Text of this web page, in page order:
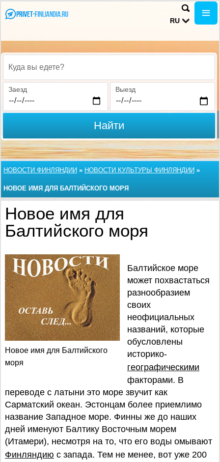
RU
Куда вы едете?
Заезд Выезд
Найти
НОВОСТИ ФИНЛЯНДИИ » НОВОСТИ КУЛЬТУРЫ ФИНЛЯНДИИ »
НОВОЕ ИМЯ ДЛЯ БАЛТИЙСКОГО МОРЯ
Новое имя для
Балтийского моря
Новое имя для Балтийского
моря
Балтийское море
может похвастаться
разнообразием
своих
неофициальных
названий, которые
обусловлены
историко-
географическими
факторами. В
переводе с латыни это море звучит как
Сарматский океан. Эстонцам более приемлимо
название Западное море. Финны же до наших
дней именуют Балтику Восточным морем
(Итамери), несмотря на то, что его воды омывают
Финляндию с запада. Тем не менее, вот уже 200